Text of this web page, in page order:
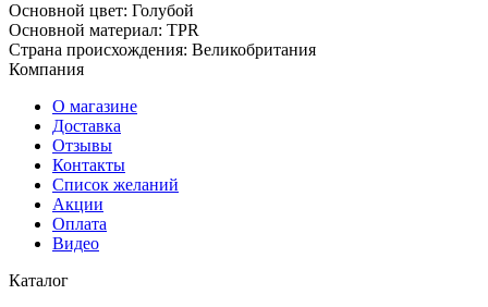
Основной цвет: Голубой
Основной материал: TPR
Страна происхождения: Великобритания
Компания
О магазине
Доставка
Отзывы
Контакты
Список желаний
Акции
Оплата
Видео
Каталог